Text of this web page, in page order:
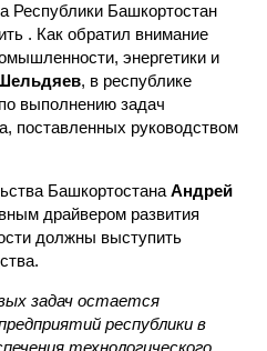
Республики Башкортостан
. Как обратил внимание
энергетики и
, в республике
выполнению задач
поставленных руководством
Башкортостана Андрей
драйвером развития
должны выступить
задач остается
республики в
технологического